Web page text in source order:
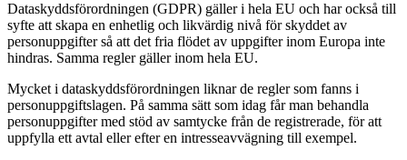
Dataskyddsförordningen (GDPR) gäller i hela EU och har också till
syfte att skapa en enhetlig och likvärdig nivå för skyddet av
personuppgifter så att det fria flödet av uppgifter inom Europa inte
hindras. Samma regler gäller inom hela EU.
Mycket i dataskyddsförordningen liknar de regler som fanns i
personuppgiftslagen. På samma sätt som idag får man behandla
personuppgifter med stöd av samtycke från de registrerade, för att
uppfylla ett avtal eller efter en intresseavvägning till exempel.